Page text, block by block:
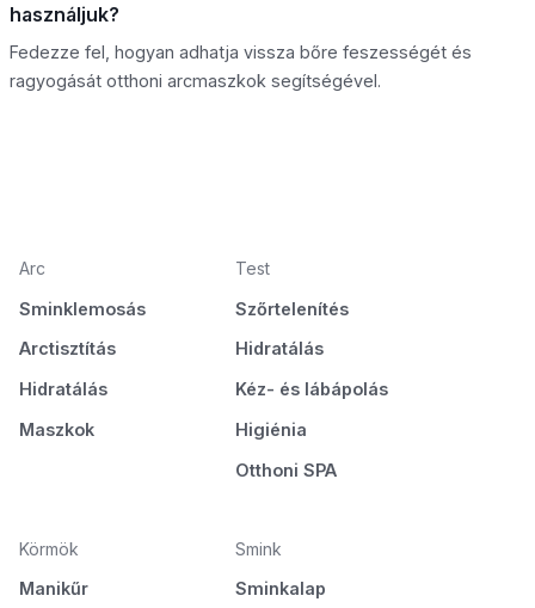
használjuk?
Fedezze fel, hogyan adhatja vissza bőre feszességét és
ragyogását otthoni arcmaszkok segítségével.
Arc
Sminklemosás
Arctisztítás
Hidratálás
Maszkok
Test
Szőrtelenítés
Hidratálás
Kéz- és lábápolás
Higiénia
Otthoni SPA
Körmök
Manikűr
Smink
Sminkalap